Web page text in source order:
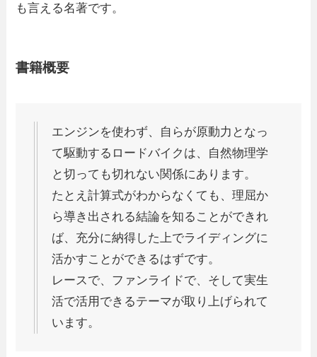
も言える名著です。
書籍概要
エンジンを使わず、自らが原動力となっ
て駆動するロードバイクは、自然物理学
と切っても切れない関係にあります。
たとえ計算式がわからなくても、理屈か
ら導き出される結論を知ることができれ
ば、充分に納得した上でライディングに
活かすことができるはずです。
レースで、ファンライドで、そして実生
活で活用できるテーマが取り上げられて
います。